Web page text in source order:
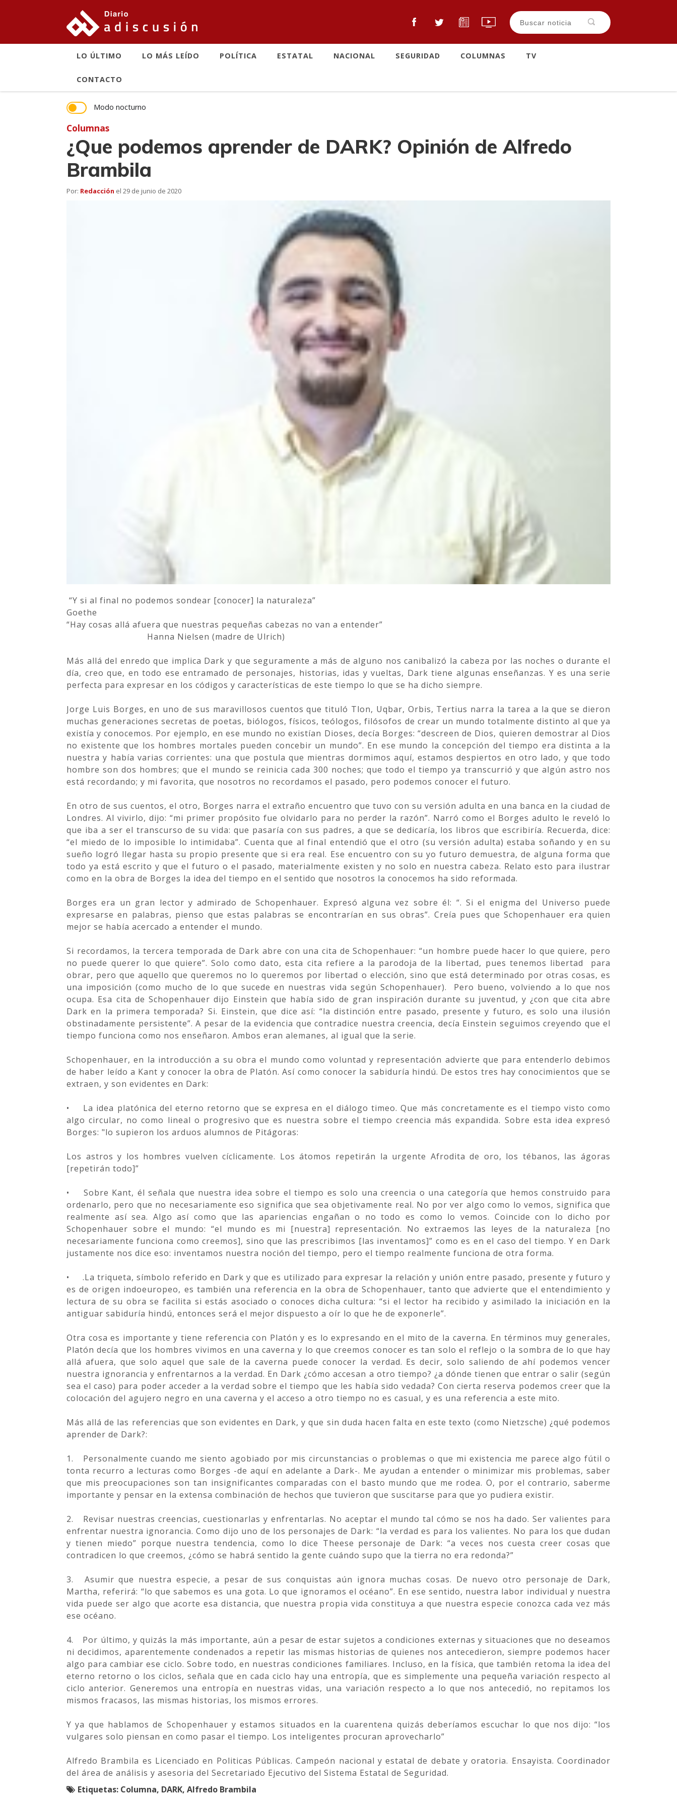
LO ÚLTIMO LO MÁS LEÍDO POLÍTICA ESTATAL NACIONAL SEGURIDAD COLUMNAS TV
CONTACTO
Modo nocturno
Columnas
¿Que podemos aprender de DARK? Opinión de Alfredo
Brambila
Por: Redacción el 29 de junio de 2020
“Y si al final no podemos sondear [conocer] la naturaleza”
Goethe
“Hay cosas allá afuera que nuestras pequeñas cabezas no van a entender”
Hanna Nielsen (madre de Ulrich)
Más allá del enredo que implica Dark y que seguramente a más de alguno nos canibalizó la cabeza por las noches o durante el
día, creo que, en todo ese entramado de personajes, historias, idas y vueltas, Dark tiene algunas enseñanzas. Y es una serie
perfecta para expresar en los códigos y características de este tiempo lo que se ha dicho siempre.
Jorge Luis Borges, en uno de sus maravillosos cuentos que tituló Tlon, Uqbar, Orbis, Tertius narra la tarea a la que se dieron
muchas generaciones secretas de poetas, biólogos, físicos, teólogos, filósofos de crear un mundo totalmente distinto al que ya
existía y conocemos. Por ejemplo, en ese mundo no existían Dioses, decía Borges: “descreen de Dios, quieren demostrar al Dios
no existente que los hombres mortales pueden concebir un mundo”. En ese mundo la concepción del tiempo era distinta a la
nuestra y había varias corrientes: una que postula que mientras dormimos aquí, estamos despiertos en otro lado, y que todo
hombre son dos hombres; que el mundo se reinicia cada 300 noches; que todo el tiempo ya transcurrió y que algún astro nos
está recordando; y mi favorita, que nosotros no recordamos el pasado, pero podemos conocer el futuro.
En otro de sus cuentos, el otro, Borges narra el extraño encuentro que tuvo con su versión adulta en una banca en la ciudad de
Londres. Al vivirlo, dijo: “mi primer propósito fue olvidarlo para no perder la razón”. Narró como el Borges adulto le reveló lo
que iba a ser el transcurso de su vida: que pasaría con sus padres, a que se dedicaría, los libros que escribiría. Recuerda, dice:
“el miedo de lo imposible lo intimidaba”. Cuenta que al final entendió que el otro (su versión adulta) estaba soñando y en su
sueño logró llegar hasta su propio presente que si era real. Ese encuentro con su yo futuro demuestra, de alguna forma que
todo ya está escrito y que el futuro o el pasado, materialmente existen y no solo en nuestra cabeza. Relato esto para ilustrar
como en la obra de Borges la idea del tiempo en el sentido que nosotros la conocemos ha sido reformada.
Borges era un gran lector y admirado de Schopenhauer. Expresó alguna vez sobre él: “. Si el enigma del Universo puede
expresarse en palabras, pienso que estas palabras se encontrarían en sus obras”. Creía pues que Schopenhauer era quien
mejor se había acercado a entender el mundo.
Si recordamos, la tercera temporada de Dark abre con una cita de Schopenhauer: “un hombre puede hacer lo que quiere, pero
no puede querer lo que quiere”. Solo como dato, esta cita refiere a la parodoja de la libertad, pues tenemos libertad para
obrar, pero que aquello que queremos no lo queremos por libertad o elección, sino que está determinado por otras cosas, es
una imposición (como mucho de lo que sucede en nuestras vida según Schopenhauer). Pero bueno, volviendo a lo que nos
ocupa. Esa cita de Schopenhauer dijo Einstein que había sido de gran inspiración durante su juventud, y ¿con que cita abre
Dark en la primera temporada? Si. Einstein, que dice así: “la distinción entre pasado, presente y futuro, es solo una ilusión
obstinadamente persistente”. A pesar de la evidencia que contradice nuestra creencia, decía Einstein seguimos creyendo que el
tiempo funciona como nos enseñaron. Ambos eran alemanes, al igual que la serie.
Schopenhauer, en la introducción a su obra el mundo como voluntad y representación advierte que para entenderlo debimos
de haber leído a Kant y conocer la obra de Platón. Así como conocer la sabiduría hindú. De estos tres hay conocimientos que se
extraen, y son evidentes en Dark:
•
La idea platónica del eterno retorno que se expresa en el diálogo timeo. Que más concretamente es el tiempo visto como
algo circular, no como lineal o progresivo que es nuestra sobre el tiempo creencia más expandida. Sobre esta idea expresó
Borges: "lo supieron los arduos alumnos de Pitágoras:
Los astros y los hombres vuelven cíclicamente. Los átomos repetirán la urgente Afrodita de oro, los tébanos, las ágoras
[repetirán todo]”
•
Sobre Kant, él señala que nuestra idea sobre el tiempo es solo una creencia o una categoría que hemos construido para
ordenarlo, pero que no necesariamente eso significa que sea objetivamente real. No por ver algo como lo vemos, significa que
realmente así sea. Algo así como que las apariencias engañan o no todo es como lo vemos. Coincide con lo dicho por
Schopenhauer sobre el mundo: “el mundo es mi [nuestra] representación. No extraemos las leyes de la naturaleza [no
necesariamente funciona como creemos], sino que las prescribimos [las inventamos]” como es en el caso del tiempo. Y en Dark
justamente nos dice eso: inventamos nuestra noción del tiempo, pero el tiempo realmente funciona de otra forma.
•
.La triqueta, símbolo referido en Dark y que es utilizado para expresar la relación y unión entre pasado, presente y futuro y
es de origen indoeuropeo, es también una referencia en la obra de Schopenhauer, tanto que advierte que el entendimiento y
lectura de su obra se facilita si estás asociado o conoces dicha cultura: “si el lector ha recibido y asimilado la iniciación en la
antiguar sabiduría hindú, entonces será el mejor dispuesto a oír lo que he de exponerle”.
Otra cosa es importante y tiene referencia con Platón y es lo expresando en el mito de la caverna. En términos muy generales,
Platón decía que los hombres vivimos en una caverna y lo que creemos conocer es tan solo el reflejo o la sombra de lo que hay
allá afuera, que solo aquel que sale de la caverna puede conocer la verdad. Es decir, solo saliendo de ahí podemos vencer
nuestra ignorancia y enfrentarnos a la verdad. En Dark ¿cómo accesan a otro tiempo? ¿a dónde tienen que entrar o salir (según
sea el caso) para poder acceder a la verdad sobre el tiempo que les había sido vedada? Con cierta reserva podemos creer que la
colocación del agujero negro en una caverna y el acceso a otro tiempo no es casual, y es una referencia a este mito.
Más allá de las referencias que son evidentes en Dark, y que sin duda hacen falta en este texto (como Nietzsche) ¿qué podemos
aprender de Dark?:
1.
Personalmente cuando me siento agobiado por mis circunstancias o problemas o que mi existencia me parece algo fútil o
tonta recurro a lecturas como Borges -de aquí en adelante a Dark-. Me ayudan a entender o minimizar mis problemas, saber
que mis preocupaciones son tan insignificantes comparadas con el basto mundo que me rodea. O, por el contrario, saberme
importante y pensar en la extensa combinación de hechos que tuvieron que suscitarse para que yo pudiera existir.
2.
Revisar nuestras creencias, cuestionarlas y enfrentarlas. No aceptar el mundo tal cómo se nos ha dado. Ser valientes para
enfrentar nuestra ignorancia. Como dijo uno de los personajes de Dark: “la verdad es para los valientes. No para los que dudan
y tienen miedo” porque nuestra tendencia, como lo dice Theese personaje de Dark: “a veces nos cuesta creer cosas que
contradicen lo que creemos, ¿cómo se habrá sentido la gente cuándo supo que la tierra no era redonda?”
3.
Asumir que nuestra especie, a pesar de sus conquistas aún ignora muchas cosas. De nuevo otro personaje de Dark,
Martha, referirá: “lo que sabemos es una gota. Lo que ignoramos el océano”. En ese sentido, nuestra labor individual y nuestra
vida puede ser algo que acorte esa distancia, que nuestra propia vida constituya a que nuestra especie conozca cada vez más
ese océano.
4.
Por último, y quizás la más importante, aún a pesar de estar sujetos a condiciones externas y situaciones que no deseamos
ni decidimos, aparentemente condenados a repetir las mismas historias de quienes nos antecedieron, siempre podemos hacer
algo para cambiar ese ciclo. Sobre todo, en nuestras condiciones familiares. Incluso, en la física, que también retoma la idea del
eterno retorno o los ciclos, señala que en cada ciclo hay una entropía, que es simplemente una pequeña variación respecto al
ciclo anterior. Generemos una entropía en nuestras vidas, una variación respecto a lo que nos antecedió, no repitamos los
mismos fracasos, las mismas historias, los mismos errores.
Y ya que hablamos de Schopenhauer y estamos situados en la cuarentena quizás deberíamos escuchar lo que nos dijo: “los
vulgares solo piensan en como pasar el tiempo. Los inteligentes procuran aprovecharlo”
Alfredo Brambila es Licenciado en Politicas Públicas. Campeón nacional y estatal de debate y oratoria. Ensayista. Coordinador
del área de análisis y asesoria del Secretariado Ejecutivo del Sistema Estatal de Seguridad.
Etiquetas: Columna, DARK, Alfredo Brambila